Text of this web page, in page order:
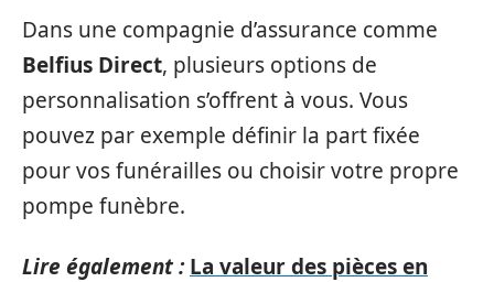
Dans une compagnie d’assurance comme
Belfius Direct, plusieurs options de
personnalisation s’offrent à vous. Vous
pouvez par exemple définir la part fixée
pour vos funérailles ou choisir votre propre
pompe funèbre.
Lire également : La valeur des pièces en